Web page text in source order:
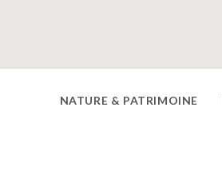
NATURE & PATRIMOINE